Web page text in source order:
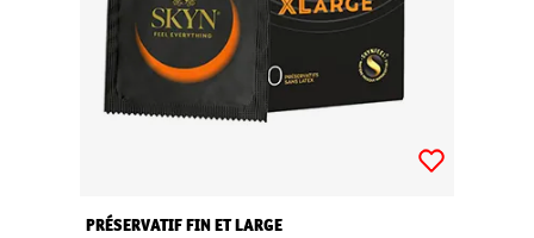
PRÉSERVATIF FIN ET LARGE